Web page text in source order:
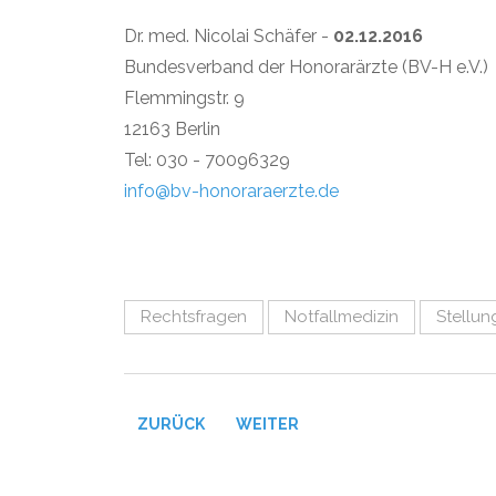
Dr. med. Nicolai Schäfer - 02.12.2016
Bundesverband der Honorarärzte (BV-H e.V.)
Flemmingstr. 9
12163 Berlin
Tel: 030 - 70096329
info@bv-honoraraerzte.de
Rechtsfragen Notfallmedizin
VORHERIGER BEITRAG: DIE
ZURÜCK NÄCHSTER BEITRAG:
WEITER